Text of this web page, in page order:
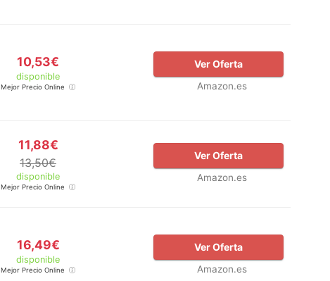
10,53€
disponible
Mejor Precio Online
Ver Oferta
Amazon.es
11,88€
13,50€
disponible
Mejor Precio Online
Ver Oferta
Amazon.es
16,49€
disponible
Mejor Precio Online
Ver Oferta
Amazon.es